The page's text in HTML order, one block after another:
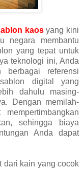
kaosyang kini
negara membantu
yang tepat untuk
teknologi ini, Anda
berbagai referensi
digital yang
dahulu masing-
Dengan memilah-
sehingga biaya
Anda dapat
dari kain yang cocok